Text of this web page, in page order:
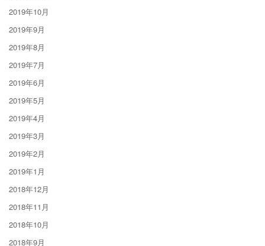
2019年10月
2019年9月
2019年8月
2019年7月
2019年6月
2019年5月
2019年4月
2019年3月
2019年2月
2019年1月
2018年12月
2018年11月
2018年10月
2018年9月